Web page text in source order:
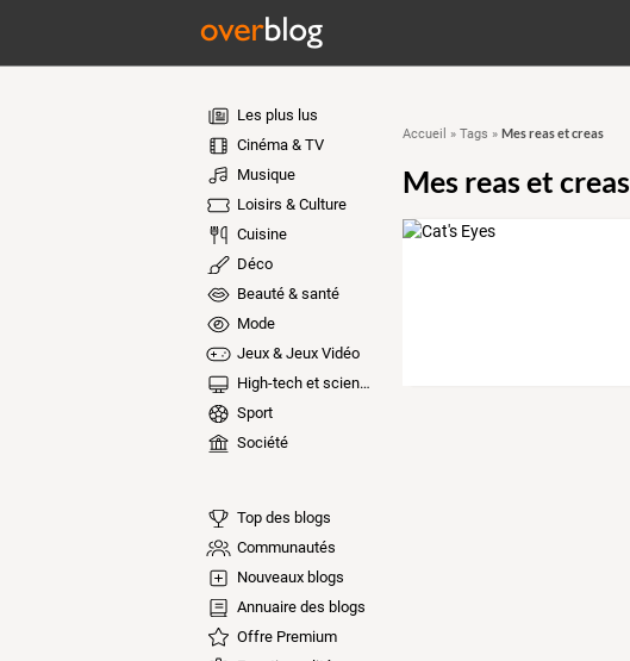
Les plus lus
Cinéma & TV
Musique
Loisirs & Culture
Cuisine
Déco
Beauté & santé
Mode
Jeux & Jeux Vidéo
High-tech et sciences
Sport
Société
Top des blogs
Communautés
Nouveaux blogs
Annuaire des blogs
Offre Premium
Accueil » Tags » Mes reas et creas
Mes reas et creas